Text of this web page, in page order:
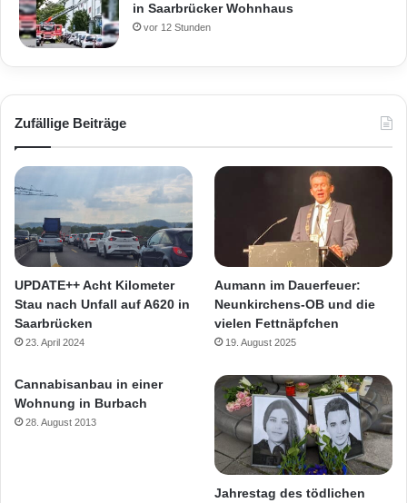
in Saarbrücker Wohnhaus
vor 12 Stunden
Zufällige Beiträge
UPDATE++ Acht Kilometer
Stau nach Unfall auf A620 in
Saarbrücken
23. April 2024
Aumann im Dauerfeuer:
Neunkirchens-OB und die
vielen Fettnäpfchen
19. August 2025
Cannabisanbau in einer
Wohnung in Burbach
28. August 2013
Jahrestag des tödlichen